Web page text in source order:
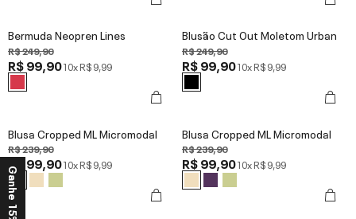
Bermuda Neopren Lines
R$ 249,90
R$ 99,9010xR$ 9,99
Blusão Cut Out Moletom Urban
R$ 249,90
R$ 99,9010xR$ 9,99
Blusa Cropped ML Micromodal
R$ 239,90
R$ 99,9010xR$ 9,99
Blusa Cropped ML Micromodal
R$ 239,90
R$ 99,9010xR$ 9,99